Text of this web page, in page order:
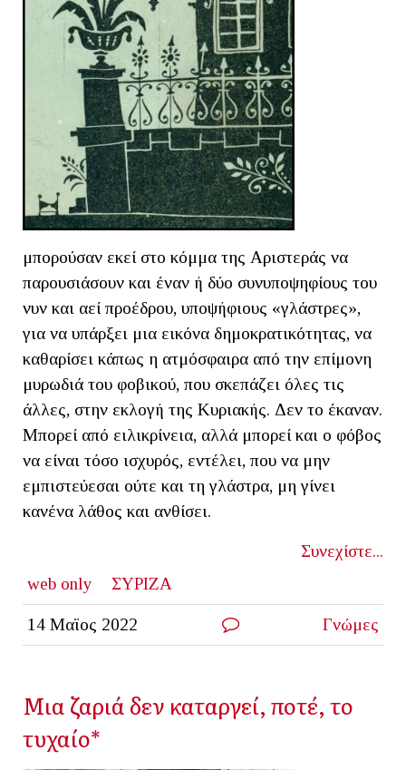
μπορούσαν εκεί στο κόμμα της Αριστεράς να
παρουσιάσουν και έναν ή δύο συνυποψηφίους του
νυν και αεί προέδρου, υποψήφιους «γλάστρες»,
για να υπάρξει μια εικόνα δημοκρατικότητας, να
καθαρίσει κάπως η ατμόσφαιρα από την επίμονη
μυρωδιά του φοβικού, που σκεπάζει όλες τις
άλλες, στην εκλογή της Κυριακής. Δεν το έκαναν.
Μπορεί από ειλικρίνεια, αλλά μπορεί και ο φόβος
να είναι τόσο ισχυρός, εντέλει, που να μην
εμπιστεύεσαι ούτε και τη γλάστρα, μη γίνει
κανένα λάθος και ανθίσει.
Συνεχίστε...
web only
ΣΥΡΙΖΑ
14 Μαϊος 2022 Γνώμες
Μια ζαριά δεν καταργεί, ποτέ, το
τυχαίο*